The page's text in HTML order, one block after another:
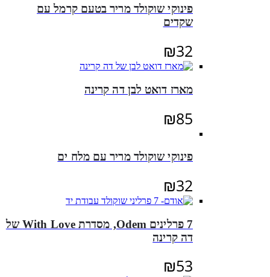
פינוקי שוקולד מריר בטעם קרמל עם
שקדים
₪32
מארז דואט לבן דה קרינה
₪85
פינוקי שוקולד מריר עם מלח ים
₪32
7 פרלינים Odem, מסדרת With Love של
דה קרינה
₪53